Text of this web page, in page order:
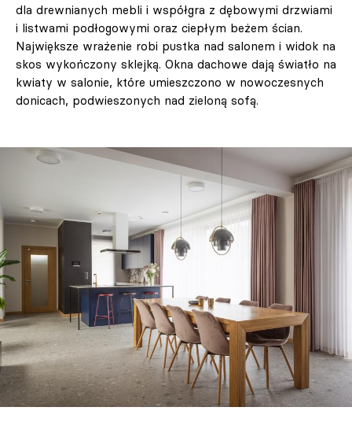
dla drewnianych mebli i współgra z dębowymi drzwiami
i listwami podłogowymi oraz ciepłym beżem ścian.
Największe wrażenie robi pustka nad salonem i widok na
skos wykończony sklejką. Okna dachowe dają światło na
kwiaty w salonie, które umieszczono w nowoczesnych
donicach, podwieszonych nad zieloną sofą.